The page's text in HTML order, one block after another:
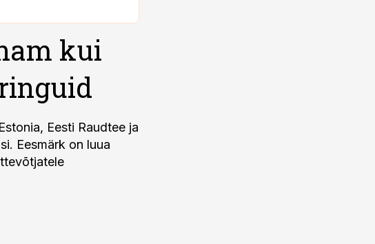
kui
Eesti Raudtee ja
Eesmärk on luua